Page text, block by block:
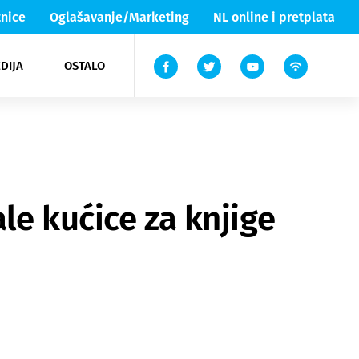
Oglašavanje/Marketing NL online i pretplata
OSTALO
Lika & Senj
TV
kućice za knjige